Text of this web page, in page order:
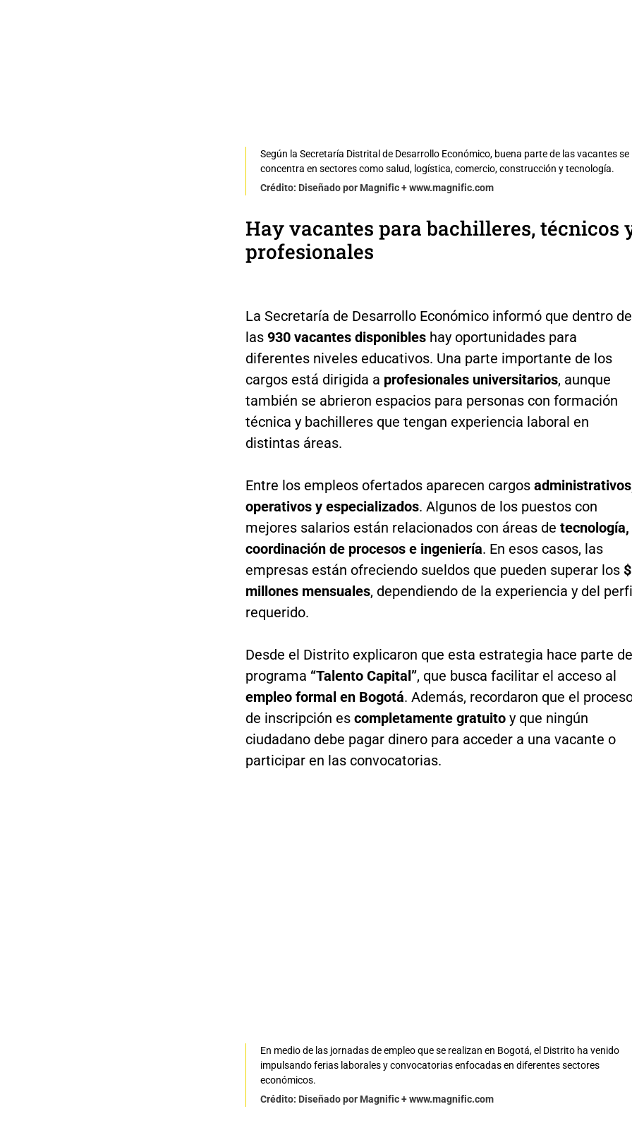
Según la Secretaría Distrital de Desarrollo Económico, buena parte de las vacantes se
concentra en sectores como salud, logística, comercio, construcción y tecnología.
Crédito: Diseñado por Magnific + www.magnific.com
Hay vacantes para bachilleres, técnicos
profesionales
La Secretaría de Desarrollo Económico informó que dentro de
las 930 vacantes disponibleshay oportunidades para
diferentes niveles educativos. Una parte importante de los
cargos está dirigida a profesionales universitarios, aunque
también se abrieron espacios para personas con formación
técnica y bachilleres que tengan experiencia laboral en
distintas áreas.
Entre los empleos ofertados aparecen cargos
operativos y especializados. Algunos de los puestos con
mejores salarios están relacionados con áreas de tecnología,
coordinación de procesos e ingeniería. En esos casos, las
empresas están ofreciendo sueldos que pueden superar los
millones mensuales, dependiendo de la experiencia y del
requerido.
Desde el Distrito explicaron que esta estrategia hace parte
programa “Talento Capital”, que busca facilitar el acceso al
empleo formal en Bogotá. Además, recordaron que el
de inscripción es completamente gratuitoy que ningún
ciudadano debe pagar dinero para acceder a una vacante o
participar en las convocatorias.
En medio de las jornadas de empleo que se realizan en Bogotá, el Distrito ha venido
impulsando ferias laborales y convocatorias enfocadas en diferentes sectores
económicos.
Crédito: Diseñado por Magnific + www.magnific.com